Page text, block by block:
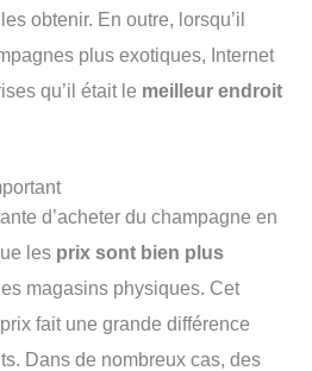
obtenir. En outre, lorsqu’il
plus exotiques, Internet
qu’il était le meilleur endroit
d’acheter du champagne en
les prix sont bien plus
magasins physiques. Cet
fait une grande différence
Dans de nombreux cas, des